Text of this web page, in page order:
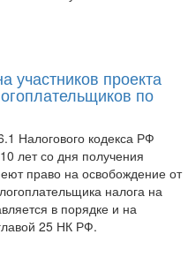
участников проекта
по
Налогового кодекса РФ
лет со дня получения
право на освобождение от
налога на
в порядке и на
25 НК РФ.